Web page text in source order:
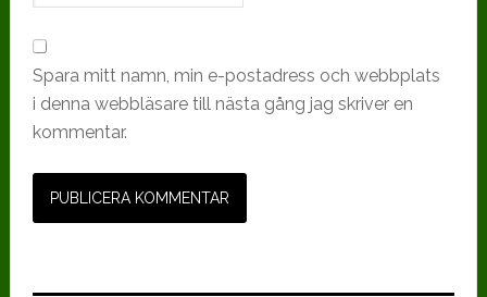
Spara mitt namn, min e-postadress och webbplats
i denna webbläsare till nästa gång jag skriver en
kommentar.
Primärt